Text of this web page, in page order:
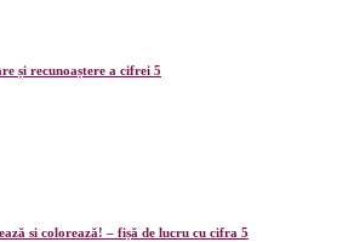
și recunoaștere a cifrei 5
si colorează! – fișă de lucru cu cifra 5